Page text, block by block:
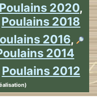
Poulains 2020,
Poulains 2018
2016,
2014
Poulains 2012